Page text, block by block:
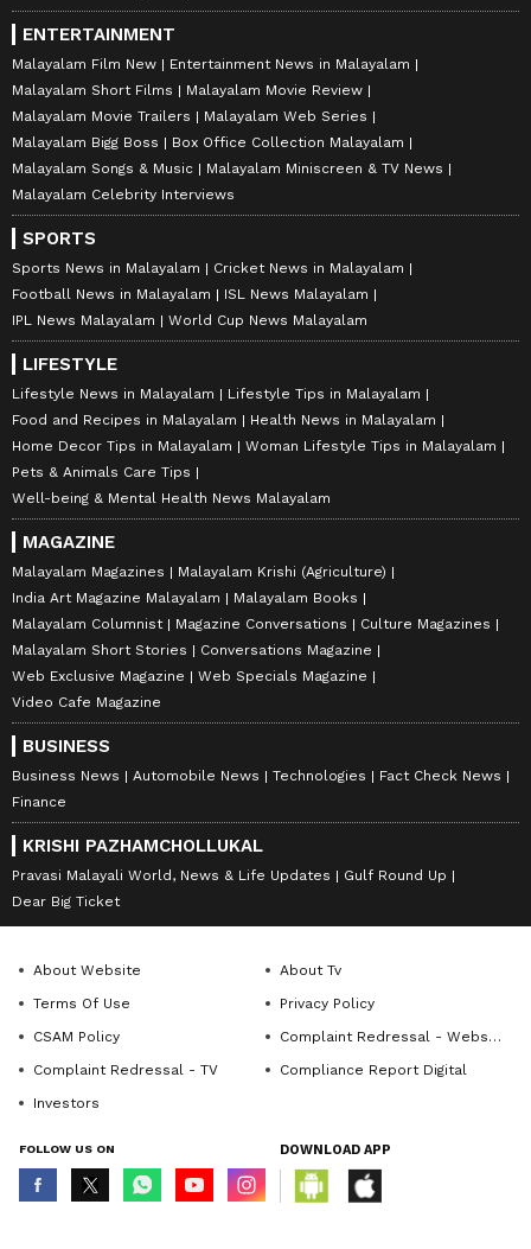
ENTERTAINMENT
Malayalam Film New
Entertainment News in Malayalam
Malayalam Short Films
Malayalam Movie Review
Malayalam Movie Trailers
Malayalam Web Series
Malayalam Bigg Boss
Box Office Collection Malayalam
Malayalam Songs & Music
Malayalam Miniscreen & TV News
Malayalam Celebrity Interviews
SPORTS
Sports News in Malayalam
Cricket News in Malayalam
Football News in Malayalam
ISL News Malayalam
IPL News Malayalam
World Cup News Malayalam
LIFESTYLE
Lifestyle News in Malayalam
Lifestyle Tips in Malayalam
Food and Recipes in Malayalam
Health News in Malayalam
Home Decor Tips in Malayalam
Woman Lifestyle Tips in Malayalam
Pets & Animals Care Tips
Well-being & Mental Health News Malayalam
MAGAZINE
Malayalam Magazines
Malayalam Krishi (Agriculture)
India Art Magazine Malayalam
Malayalam Books
Malayalam Columnist
Magazine Conversations
Culture Magazines
Malayalam Short Stories
Conversations Magazine
Web Exclusive Magazine
Web Specials Magazine
Video Cafe Magazine
BUSINESS
Business News Automobile News Technologies
Fact Check News
Finance
KRISHI PAZHAMCHOLLUKAL
Pravasi Malayali World, News & Life Updates
Gulf Round Up
Dear Big Ticket
About Website
About Tv
Terms Of Use
Privacy Policy
CSAM Policy
Complaint Redressal - Website
Complaint Redressal - TV
Compliance Report Digital
Investors
FOLLOW US ON DOWNLOAD APP